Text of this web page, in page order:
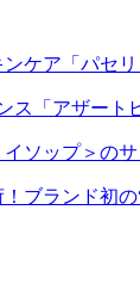
ケア「パセ
ス「アザー
ソップ＞の
ブランド初